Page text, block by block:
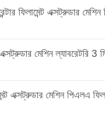
ফিলামেন্ট এক্সট্রুডার
মেশিন ল্যাবরেটরি 3
এক্সট্রুডার মেশিন পিএলএ